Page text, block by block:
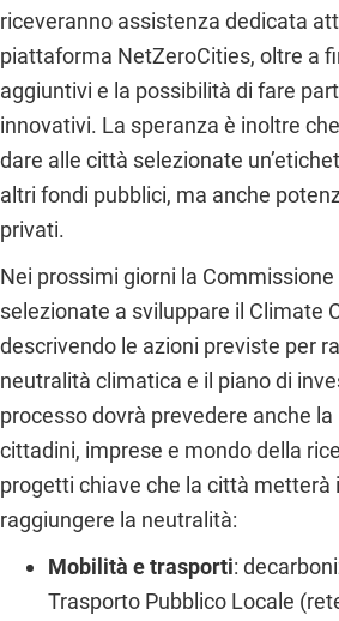
riceveranno assistenza dedicata
piattaforma NetZeroCities, oltre a
aggiuntivi e la possibilità di fare
innovativi. La speranza è inoltre
dare alle città selezionate
altri fondi pubblici, ma anche
privati.
Nei prossimi giorni la
selezionate a sviluppare il Climate
descrivendo le azioni previste per
neutralità climatica e il piano di
processo dovrà prevedere anche
cittadini, imprese e mondo della
progetti chiave che la città metterà
raggiungere la neutralità:
Mobilità e trasporti:
Trasporto Pubblico Locale